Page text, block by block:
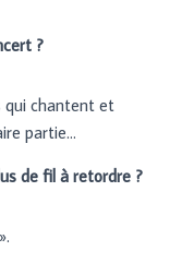
?
qui chantent et
partie…
de fil à retordre ?